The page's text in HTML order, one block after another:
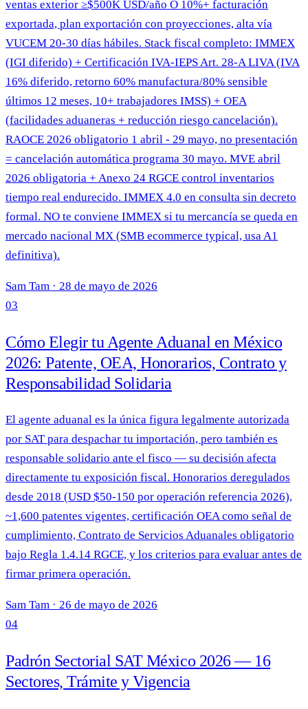
ventas exterior ≥$500K USD/año O 10%+ facturación
exportada, plan exportación con proyecciones, alta vía
VUCEM 20-30 días hábiles. Stack fiscal completo: IMMEX
(IGI diferido) + Certificación IVA-IEPS Art. 28-A LIVA (IVA
16% diferido, retorno 60% manufactura/80% sensible
últimos 12 meses, 10+ trabajadores IMSS) + OEA
(facilidades aduaneras + reducción riesgo cancelación).
RAOCE 2026 obligatorio 1 abril - 29 mayo, no presentación
= cancelación automática programa 30 mayo. MVE abril
2026 obligatoria + Anexo 24 RGCE control inventarios
tiempo real endurecido. IMMEX 4.0 en consulta sin decreto
formal. NO te conviene IMMEX si tu mercancía se queda en
mercado nacional MX (SMB ecommerce typical, usa A1
definitiva).
Sam Tam · 28 de mayo de 2026
03
Cómo Elegir tu Agente Aduanal en México
2026: Patente, OEA, Honorarios, Contrato y
Responsabilidad Solidaria
El agente aduanal es la única figura legalmente autorizada
por SAT para despachar tu importación, pero también es
responsable solidario ante el fisco — su decisión afecta
directamente tu exposición fiscal. Honorarios deregulados
desde 2018 (USD $50-150 por operación referencia 2026),
~1,600 patentes vigentes, certificación OEA como señal de
cumplimiento, Contrato de Servicios Aduanales obligatorio
bajo Regla 1.4.14 RGCE, y los criterios para evaluar antes de
firmar primera operación.
Sam Tam · 26 de mayo de 2026
04
Padrón Sectorial SAT México 2026 — 16
Sectores, Trámite y Vigencia